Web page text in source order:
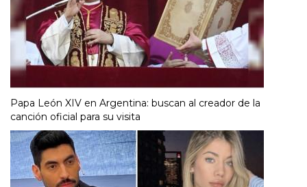
Papa León XIV en Argentina: buscan al creador de la
canción oficial para su visita